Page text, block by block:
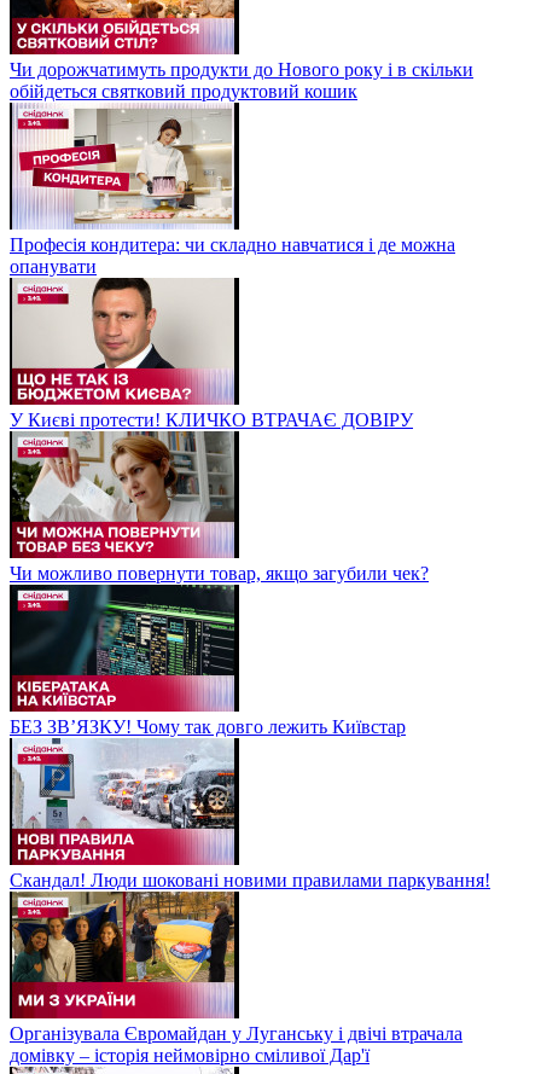
Чи дорожчатимуть продукти до Нового року і в скільки
обійдеться святковий продуктовий кошик
Професія кондитера: чи складно навчатися і де можна
опанувати
У Києві протести! КЛИЧКО ВТРАЧАЄ ДОВІРУ
Чи можливо повернути товар, якщо загубили чек?
БЕЗ ЗВʼЯЗКУ! Чому так довго лежить Київстар
Скандал! Люди шоковані новими правилами паркування!
Організувала Євромайдан у Луганську і двічі втрачала
домівку – історія неймовірно сміливої Дар'ї